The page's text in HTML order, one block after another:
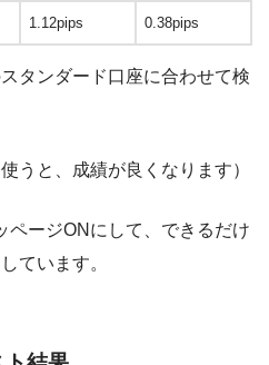
1.12pips 0.38pips
タンダード口座に合わせて検
うと、成績が良くなります）
ページONにして、できるだけ
ています。